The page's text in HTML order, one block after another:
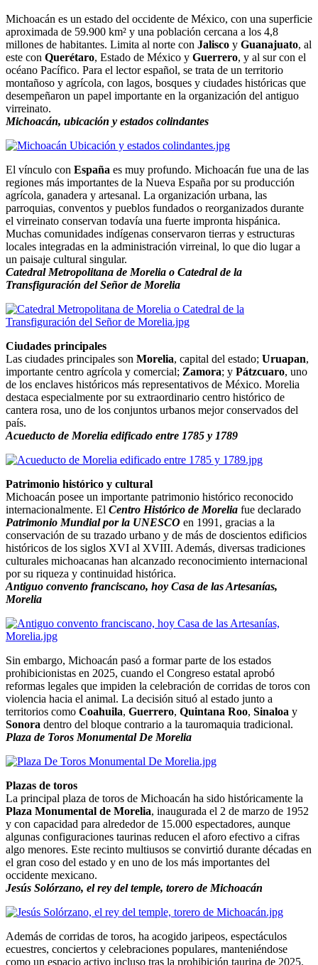
Michoacán es un estado del occidente de México, con una superficie
aproximada de 59.900 km² y una población cercana a los 4,8
millones de habitantes. Limita al norte con Jalisco y Guanajuato, al
este con Querétaro, Estado de México y Guerrero, y al sur con el
océano Pacífico. Para el lector español, se trata de un territorio
montañoso y agrícola, con lagos, bosques y ciudades históricas que
desempeñaron un papel importante en la organización del antiguo
virreinato.
Michoacán, ubicación y estados colindantes
El vínculo con España es muy profundo. Michoacán fue una de las
regiones más importantes de la Nueva España por su producción
agrícola, ganadera y artesanal. La organización urbana, las
parroquias, conventos y pueblos fundados o reorganizados durante
el virreinato conservan todavía una fuerte impronta hispánica.
Muchas comunidades indígenas conservaron tierras y estructuras
locales integradas en la administración virreinal, lo que dio lugar a
un paisaje cultural singular.
Catedral Metropolitana de Morelia o Catedral de la
Transfiguración del Señor de Morelia
Ciudades principales
Las ciudades principales son Morelia, capital del estado; Uruapan,
importante centro agrícola y comercial; Zamora; y Pátzcuaro, uno
de los enclaves históricos más representativos de México. Morelia
destaca especialmente por su extraordinario centro histórico de
cantera rosa, uno de los conjuntos urbanos mejor conservados del
país.
Acueducto de Morelia edificado entre 1785 y 1789
Patrimonio histórico y cultural
Michoacán posee un importante patrimonio histórico reconocido
internacionalmente. El Centro Histórico de Morelia fue declarado
Patrimonio Mundial por la UNESCO en 1991, gracias a la
conservación de su trazado urbano y de más de doscientos edificios
históricos de los siglos XVI al XVIII. Además, diversas tradiciones
culturales michoacanas han alcanzado reconocimiento internacional
por su riqueza y continuidad histórica.
Antiguo convento franciscano, hoy Casa de las Artesanías,
Morelia
Sin embargo, Michoacán pasó a formar parte de los estados
prohibicionistas en 2025, cuando el Congreso estatal aprobó
reformas legales que impiden la celebración de corridas de toros con
violencia hacia el animal. La decisión situó al estado junto a
territorios como Coahuila, Guerrero, Quintana Roo, Sinaloa y
Sonora dentro del bloque contrario a la tauromaquia tradicional.
Plaza de Toros Monumental De Morelia
Plazas de toros
La principal plaza de toros de Michoacán ha sido históricamente la
Plaza Monumental de Morelia, inaugurada el 2 de marzo de 1952
y con capacidad para alrededor de 15.000 espectadores, aunque
algunas configuraciones taurinas reducen el aforo efectivo a cifras
algo menores. Este recinto multiusos se convirtió durante décadas en
el gran coso del estado y en uno de los más importantes del
occidente mexicano.
Jesús Solórzano, el rey del temple, torero de Michoacán
Además de corridas de toros, ha acogido jaripeos, espectáculos
ecuestres, conciertos y celebraciones populares, manteniéndose
como un espacio activo incluso tras la prohibición taurina de 2025.